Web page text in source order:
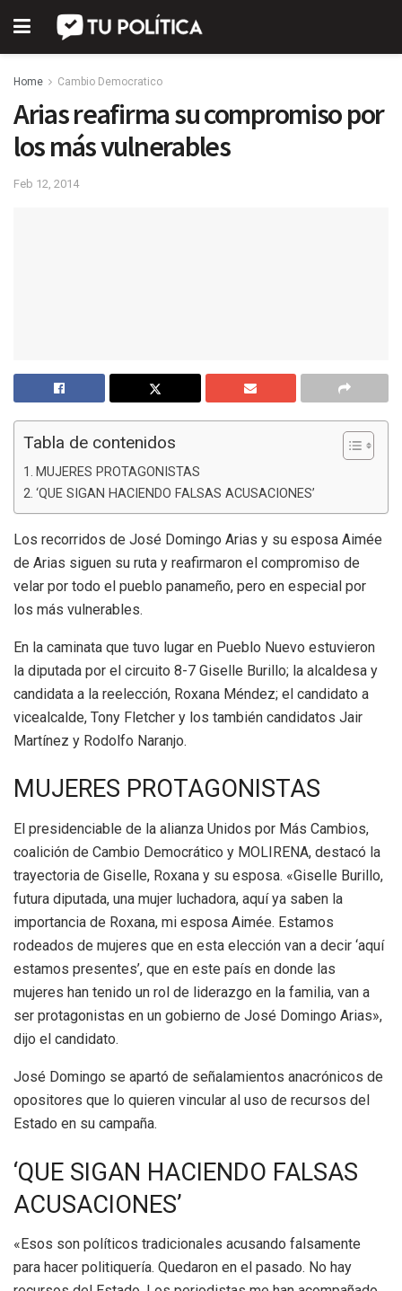
Home Cambio Democratico
Arias reafirma su compromiso por
los más vulnerables
Feb 12, 2014
Tabla de contenidos
MUJERES PROTAGONISTAS
‘QUE SIGAN HACIENDO FALSAS ACUSACIONES’
Los recorridos de José Domingo Arias y su esposa Aimée
de Arias siguen su ruta y reafirmaron el compromiso de
velar por todo el pueblo panameño, pero en especial por
los más vulnerables.
En la caminata que tuvo lugar en Pueblo Nuevo estuvieron
la diputada por el circuito 8-7 Giselle Burillo; la alcaldesa y
candidata a la reelección, Roxana Méndez; el candidato a
vicealcalde, Tony Fletcher y los también candidatos Jair
Martínez y Rodolfo Naranjo.
MUJERES PROTAGONISTAS
El presidenciable de la alianza Unidos por Más Cambios,
coalición de Cambio Democrático y MOLIRENA, destacó la
trayectoria de Giselle, Roxana y su esposa. «Giselle Burillo,
futura diputada, una mujer luchadora, aquí ya saben la
importancia de Roxana, mi esposa Aimée. Estamos
rodeados de mujeres que en esta elección van a decir ‘aquí
estamos presentes’, que en este país en donde las
mujeres han tenido un rol de liderazgo en la familia, van a
ser protagonistas en un gobierno de José Domingo Arias»,
dijo el candidato.
José Domingo se apartó de señalamientos anacrónicos de
opositores que lo quieren vincular al uso de recursos del
Estado en su campaña.
‘QUE SIGAN HACIENDO FALSAS
ACUSACIONES’
«Esos son políticos tradicionales acusando falsamente
para hacer politiquería. Quedaron en el pasado. No hay